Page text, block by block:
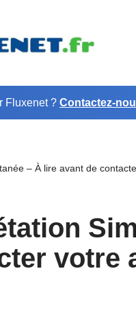
Fluxenet ? Contactez-
– À lire avant de
votre